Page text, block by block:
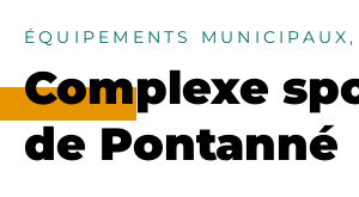
ÉQUIPEMENTS MUNICIPAUX,
Complexe
de Pontanné